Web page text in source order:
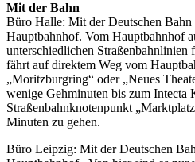
Mit der Bahn
Büro Halle: Mit der Deutschen Bahn
Hauptbahnhof. Vom Hauptbahnhof
unterschiedlichen Straßenbahnlinien
fährt auf direktem Weg vom
„Moritzburgring“ oder „Neues
wenige Gehminuten bis zum Intecta
Straßenbahnknotenpunkt
Minuten zu gehen.
Büro Leipzig: Mit der Deutschen